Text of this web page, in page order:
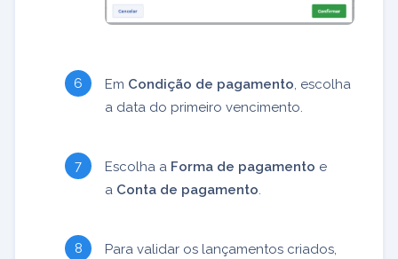
Em Condição de pagamento, escolha
a data do primeiro vencimento.
Escolha a Forma de pagamento e
a Conta de pagamento.
Para validar os lançamentos criados,